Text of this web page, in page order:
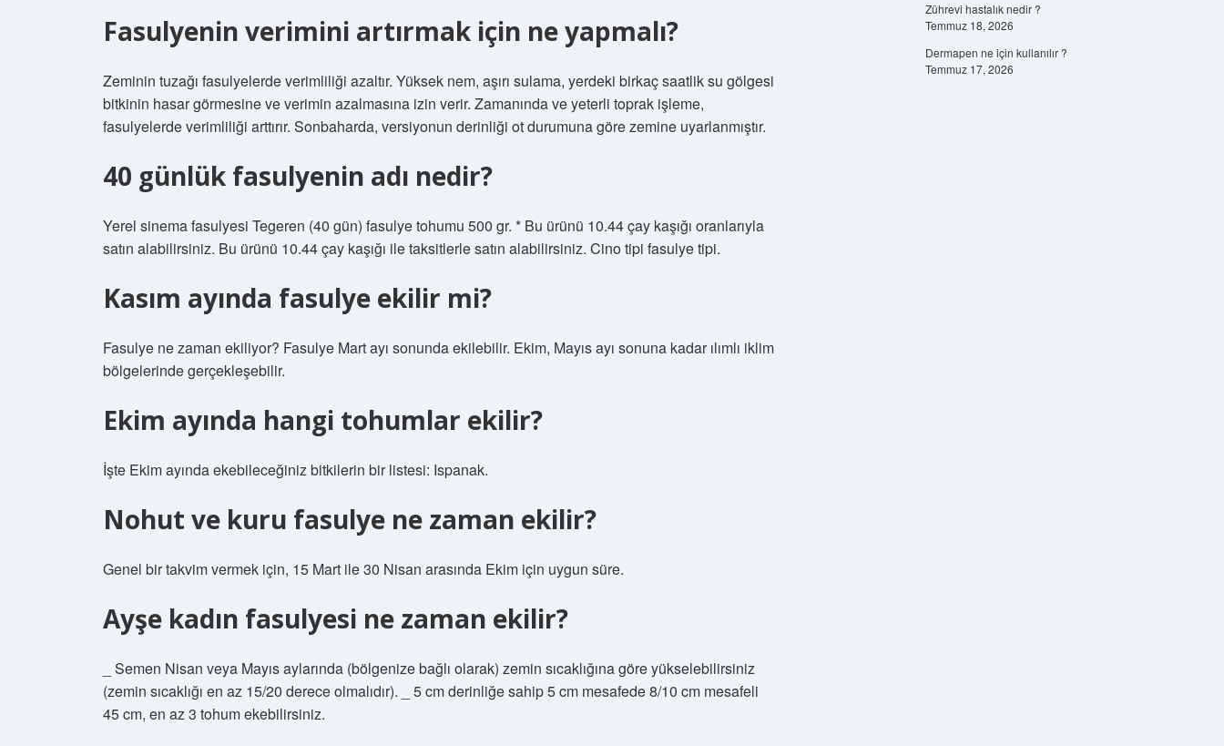
Fasulyenin verimini artırmak için ne yapmalı?
Zeminin tuzağı fasulyelerde verimliliği azaltır. Yüksek nem, aşırı sulama, yerdeki birkaç saatlik su gölgesi
bitkinin hasar görmesine ve verimin azalmasına izin verir. Zamanında ve yeterli toprak işleme,
fasulyelerde verimliliği arttırır. Sonbaharda, versiyonun derinliği ot durumuna göre zemine uyarlanmıştır.
40 günlük fasulyenin adı nedir?
Yerel sinema fasulyesi Tegeren (40 gün) fasulye tohumu 500 gr. * Bu ürünü 10.44 çay kaşığı oranlarıyla
satın alabilirsiniz. Bu ürünü 10.44 çay kaşığı ile taksitlerle satın alabilirsiniz. Cino tipi fasulye tipi.
Kasım ayında fasulye ekilir mi?
Fasulye ne zaman ekiliyor? Fasulye Mart ayı sonunda ekilebilir. Ekim, Mayıs ayı sonuna kadar ılımlı iklim
bölgelerinde gerçekleşebilir.
Ekim ayında hangi tohumlar ekilir?
İşte Ekim ayında ekebileceğiniz bitkilerin bir listesi: Ispanak.
Nohut ve kuru fasulye ne zaman ekilir?
Genel bir takvim vermek için, 15 Mart ile 30 Nisan arasında Ekim için uygun süre.
Ayşe kadın fasulyesi ne zaman ekilir?
_ Semen Nisan veya Mayıs aylarında (bölgenize bağlı olarak) zemin sıcaklığına göre yükselebilirsiniz
(zemin sıcaklığı en az 15/20 derece olmalıdır). _ 5 cm derinliğe sahip 5 cm mesafede 8/10 cm mesafeli
45 cm, en az 3 tohum ekebilirsiniz.
Zührevi hastalık nedir ?
Temmuz 18, 2026
Dermapen ne için kullanılır ?
Temmuz 17, 2026